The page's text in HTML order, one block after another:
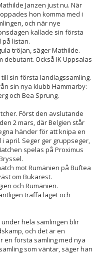
Janzen just nu. När
hon komma med i
och när nye
kallade sin första
på listan.
tröjan, säger Mathilde.
debutant. Också IK Uppsalas
sin första landlagssamling.
sin nya klubb Hammarby:
och Bea Sprung.
Först den avslutande
2 mars, där Belgien står
händer för att knipa en
april. Seger ger gruppseger,
spelas på Proximus
mot Rumänien på Buftea
om Bukarest.
och Rumänien.
träffa laget och
hela samlingen blir
och det är en
en första samling med nya
som väntar, säger han